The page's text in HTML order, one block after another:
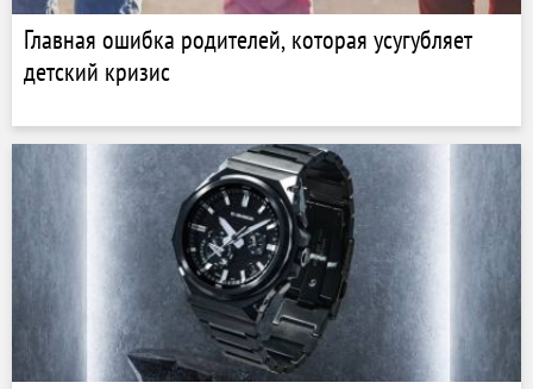
Главная ошибка родителей, которая усугубляет
детский кризис